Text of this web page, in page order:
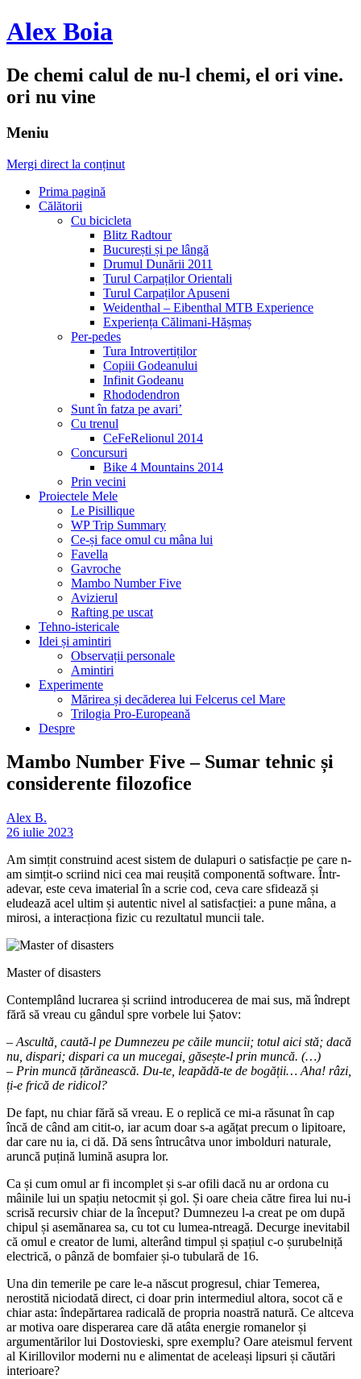
Alex Boia
De chemi calul de nu-l chemi, el ori vine.
ori nu vine
Meniu
Mergi direct la conținut
Prima pagină
Călătorii
Cu bicicleta
Blitz Radtour
București și pe lângă
Drumul Dunării 2011
Turul Carpaților Orientali
Turul Carpaților Apuseni
Weidenthal – Eibenthal MTB Experience
Experiența Călimani-Hășmaș
Per-pedes
Tura Introvertiților
Copiii Godeanului
Infinit Godeanu
Rhododendron
Sunt în fatza pe avari’
Cu trenul
CeFeRelionul 2014
Concursuri
Bike 4 Mountains 2014
Prin vecini
Proiectele Mele
Le Pisillique
WP Trip Summary
Ce-și face omul cu mâna lui
Favella
Gavroche
Mambo Number Five
Avizierul
Rafting pe uscat
Tehno-istericale
Idei și amintiri
Observații personale
Amintiri
Experimente
Mărirea și decăderea lui Felcerus cel Mare
Trilogia Pro-Europeană
Despre
Mambo Number Five – Sumar tehnic și
considerente filozofice
Alex B.
26 iulie 2023
Am simțit construind acest sistem de dulapuri o satisfacție pe care n-
am simțit-o scriind nici cea mai reușită componentă software. Într-
adevar, este ceva imaterial în a scrie cod, ceva care sfidează și
eludează acel ultim și autentic nivel al satisfacției: a pune mâna, a
mirosi, a interacționa fizic cu rezultatul muncii tale.
Master of disasters
Contemplând lucrarea și scriind introducerea de mai sus, mă îndrept
fără să vreau cu gândul spre vorbele lui Șatov:
– Ascultă, caută-l pe Dumnezeu pe căile muncii; totul aici stă; dacă
nu, dispari; dispari ca un mucegai, găsește-l prin muncă. (…)
– Prin muncă țărănească. Du-te, leapădă-te de bogății… Aha! râzi,
ți-e frică de ridicol?
De fapt, nu chiar fără să vreau. E o replică ce mi-a răsunat în cap
încă de când am citit-o, iar acum doar s-a agățat precum o lipitoare,
dar care nu ia, ci dă. Dă sens întrucâtva unor imbolduri naturale,
aruncă puțină lumină asupra lor.
Ca și cum omul ar fi incomplet și s-ar ofili dacă nu ar ordona cu
mâinile lui un spațiu netocmit și gol. Și oare cheia către firea lui nu-i
scrisă recursiv chiar de la început? Dumnezeu l-a creat pe om după
chipul și asemănarea sa, cu tot cu lumea-ntreagă. Decurge inevitabil
că omul e creator de lumi, alterând timpul și spațiul c-o șurubelniță
electrică, o pânză de bomfaier și-o tubulară de 16.
Una din temerile pe care le-a născut progresul, chiar Temerea,
nerostită niciodată direct, ci doar prin intermediul altora, socot că e
chiar asta: îndepărtarea radicală de propria noastră natură. Ce altceva
ar motiva oare disperarea care dă atâta energie romanelor și
argumentărilor lui Dostovieski, spre exemplu? Oare ateismul fervent
al Kirillovilor moderni nu e alimentat de aceleași lipsuri și căutări
interioare?